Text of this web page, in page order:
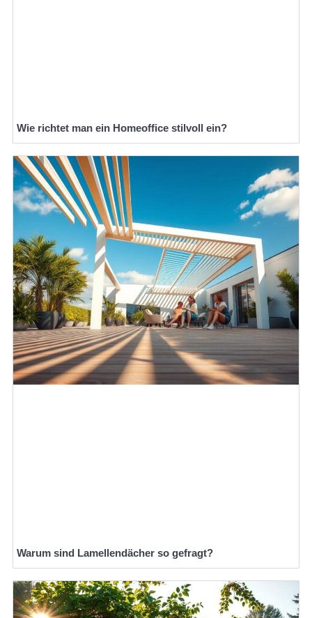
Wie richtet man ein Homeoffice stilvoll ein?
Warum sind Lamellendächer so gefragt?